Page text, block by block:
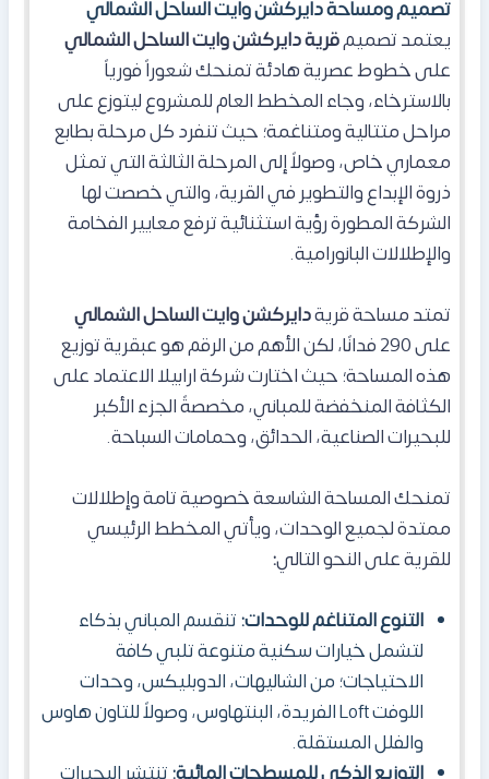
تصميم ومساحة دايركشن وايت الساحل الشمالي
يعتمد تصميمقرية دايركشن وايت الساحل الشمالي
على خطوط عصرية هادئة تمنحك شعوراً فورياً
بالاسترخاء، وجاء المخطط العام للمشروع ليتوزع على
مراحل متتالية ومتناغمة؛ حيث تنفرد كل مرحلة بطابع
معماري خاص، وصولاً إلى المرحلة الثالثة التي تمثل
ذروة الإبداع والتطوير في القرية، والتي خصصت لها
الشركة المطورة رؤية استثنائية ترفع معايير الفخامة
والإطلالات البانورامية.
تمتد مساحة قريةدايركشن وايت الساحل الشمالي
على 290 فدانًا، لكن الأهم من الرقم هو عبقرية توزيع
هذه المساحة؛ حيث اختارت شركة ارابيلا الاعتماد على
الكثافة المنخفضة للمباني، مخصصةً الجزء الأكبر
للبحيرات الصناعية، الحدائق، وحمامات السباحة.
تمنحك المساحة الشاسعة خصوصية تامة وإطلالات
ممتدة لجميع الوحدات، ويأتي المخطط الرئيسي
للقرية على النحو التالي:
التنوع المتناغم للوحدات:تنقسم المباني بذكاء
لتشمل خيارات سكنية متنوعة تلبي كافة
الاحتياجات؛ من الشاليهات، الدوبليكس، وحدات
اللوفت Loft الفريدة، البنتهاوس، وصولاً للتاون هاوس
والفلل المستقلة.